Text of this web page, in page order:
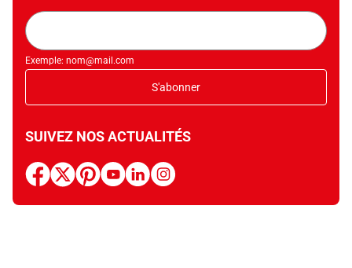
Adresse
mail
Exemple: nom@mail.com
S'abonner
SUIVEZ NOS ACTUALITÉS
facebook
x pinterestyoutubelinkedininstagram